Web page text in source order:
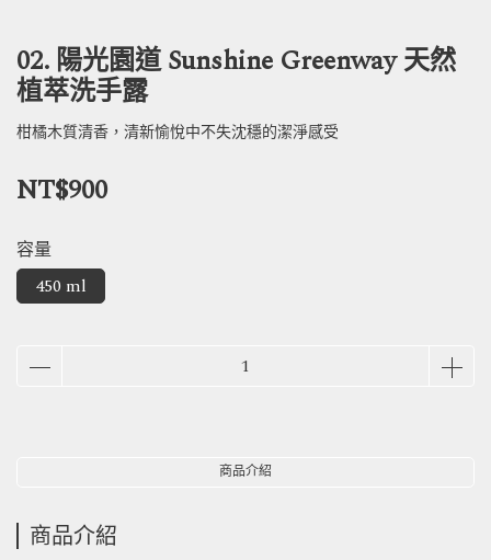
02. 陽光園道 Sunshine Greenway 天然
植萃洗手露
柑橘木質清香，清新愉悅中不失沈穩的潔淨感受
NT$900
容量
450 ml
商品介紹
商品介紹